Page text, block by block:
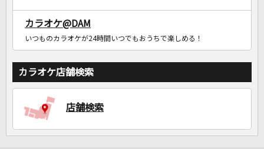
カラオケ@DAM
いつものカラオケが24時間いつでもおうちで楽しめる！
カラオケ店舗検索
店舗検索